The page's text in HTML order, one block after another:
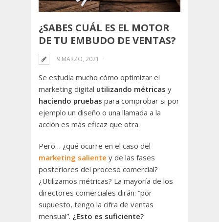
¿SABES CUÁL ES EL MOTOR
DE TU EMBUDO DE VENTAS?
9 MARZO, 2021
Se estudia mucho cómo optimizar el
marketing digital utilizando métricas y
haciendo pruebas para comprobar si por
ejemplo un diseño o una llamada a la
acción es más eficaz que otra.
Pero… ¿qué ocurre en el caso del
marketing saliente y de las fases
posteriores del proceso comercial?
¿Utilizamos métricas? La mayoría de los
directores comerciales dirán: “por
supuesto, tengo la cifra de ventas
mensual”. ¿Esto es suficiente?